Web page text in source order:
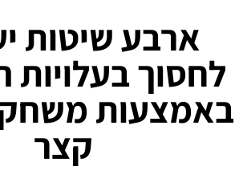
ארבע שיטות
לחסוך בעלויות
באמצעות
קצר